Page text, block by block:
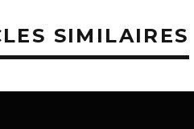
SIMILAIRES